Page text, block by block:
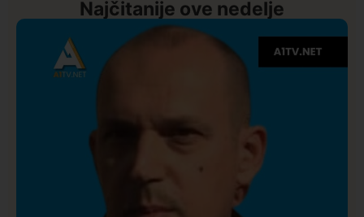
Najčitanije ove nedelje